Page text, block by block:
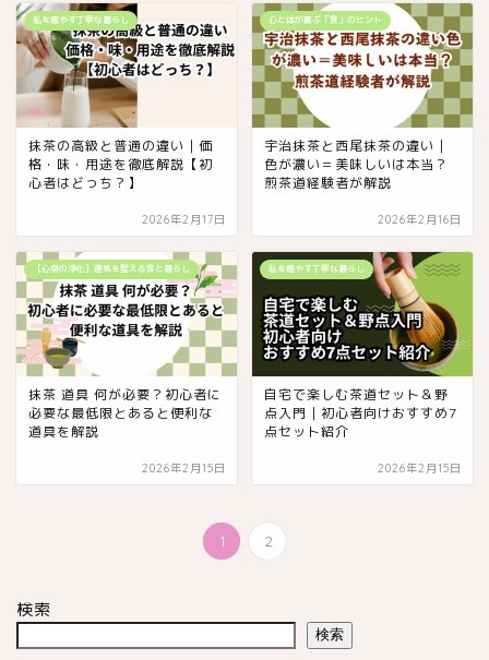
私を癒やす丁寧な暮らし
抹茶の高級と普通の違い｜価
格・味・用途を徹底解説【初
心者はどっち？】
2026年2月17日
心と体が喜ぶ「食」のヒント
宇治抹茶と西尾抹茶の違い｜
色が濃い＝美味しいは本当？
煎茶道経験者が解説
2026年2月16日
【心身の浄化】運気を整える食と暮らし
抹茶 道具 何が必要？初心者に
必要な最低限とあると便利な
道具を解説
2026年2月15日
私を癒やす丁寧な暮らし
自宅で楽しむ茶道セット＆野
点入門｜初心者向けおすすめ7
点セット紹介
2026年2月15日
1 2
検索
検索